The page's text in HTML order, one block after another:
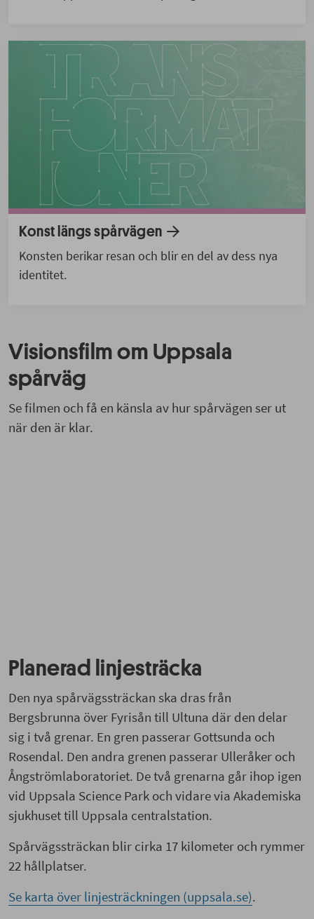
Konst längs spårvägen
Konsten berikar resan och blir en del av dess nya
identitet.
Visionsfilm om Uppsala
spårväg
Se filmen och få en känsla av hur spårvägen ser ut
när den är klar.
Planerad linjesträcka
Den nya spårvägssträckan ska dras från
Bergsbrunna över Fyrisån till Ultuna där den delar
sig i två grenar. En gren passerar Gottsunda och
Rosendal. Den andra grenen passerar Ulleråker och
Ångströmlaboratoriet. De två grenarna går ihop igen
vid Uppsala Science Park och vidare via Akademiska
sjukhuset till Uppsala centralstation.
Spårvägssträckan blir cirka 17 kilometer och rymmer
22 hållplatser.
Se karta över linjesträckningen (uppsala.se).